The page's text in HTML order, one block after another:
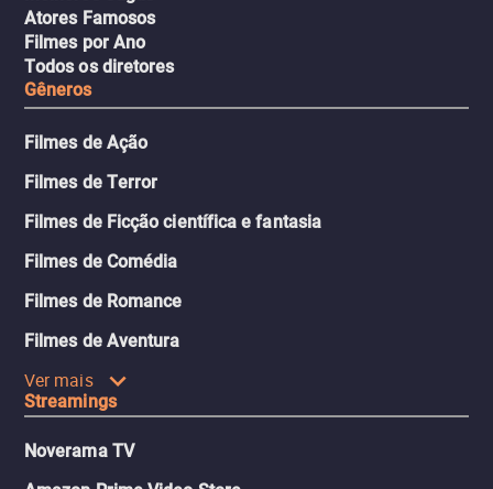
Atores Famosos
Filmes por Ano
Todos os diretores
Gêneros
Filmes de Ação
Filmes de Terror
Filmes de Ficção científica e fantasia
Filmes de Comédia
Filmes de Romance
Filmes de Aventura
Ver mais
Streamings
Noverama TV